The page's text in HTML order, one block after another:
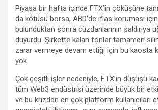
Piyasa bir hafta içinde FTX’in çöküşüne
da kötüsü borsa, ABD’de iflas koruması
bulunduktan sonra cüzdanlarının saldırıya
duyurdu. Şirkette kalan fonlar tamamen
zarar vermeye devam ettiği için bu kaosta
yok.
Çok çeşitli işler nedeniyle, FTX’in düşüşü
tüm Web3 endüstrisi üzerinde büyük bir
ve bu krizden en çok platform kullanıcıları